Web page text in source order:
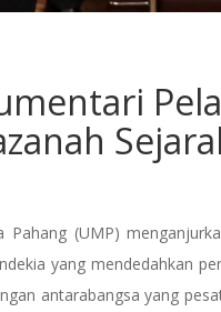
Pahang (UMP)
yang mendedahkan
antarabangsa yang